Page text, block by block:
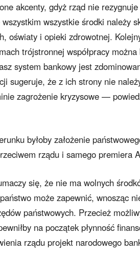
akcenty, gdyż rząd nie
wszystkie środki należy
oświaty i opieki zdrowotnej.
trójstronnej współpracy można
system bankowy jest
sugeruje, że z ich strony nie
zagrożenie kryzysowe —
byłoby założenie
rządu i samego premiera
się, że nie ma wolnych
może zapewnić, wnosząc
państwowych. Przecież
na początek płynność
rządu projekt narodowego